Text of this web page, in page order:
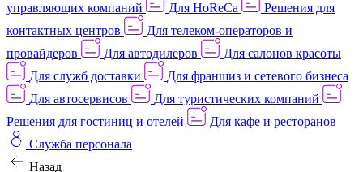
управляющих компаний
Для HoReCa
Решения для
контактных центров
Для телеком-операторов и
провайдеров
Для автодилеров
Для салонов красоты
Для служб доставки
Для франшиз и сетевого бизнеса
Для автосервисов
Для туристических компаний
Решения для гостиниц и отелей
Для кафе и ресторанов
Служба персонала
Назад